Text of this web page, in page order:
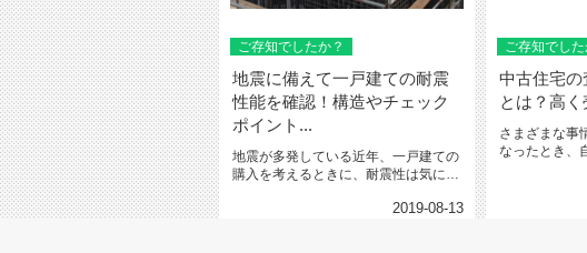
ご存知でしたか？
地震に備えて一戸建ての耐震
性能を確認！構造やチェック
ポイント...
地震が多発している近年、一戸建ての
購入を考えるときに、耐震性は気にな
2019-08-13
ご存知でした
中古住宅の
とは？高
さまざまな事
なったとき、